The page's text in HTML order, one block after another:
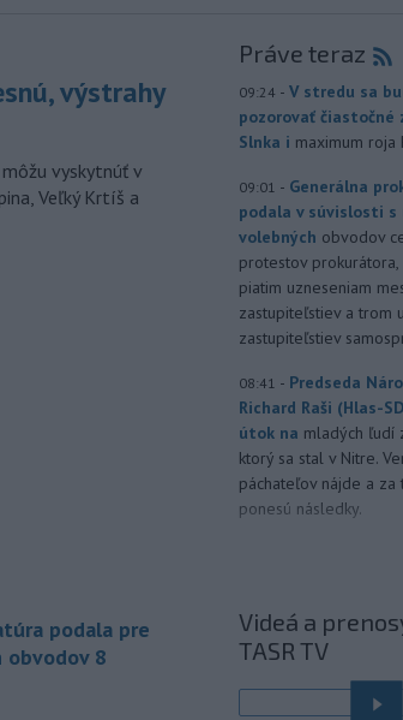
výstrahy
vyskytnúť v
Veľký Krtíš a
podala pre
obvodov 8
Práve teraz
09:24 - V stredu sa
pozorovať čiastočné
Slnka i maximum roja
09:01 - Generálna
podala v súvislosti s
volebných obvodov
protestov
piatim uzneseniam
zastupiteľstiev a trom
zastupiteľstiev
08:41 - Predseda
Richard Raši (Hlas-
útok na mladých ľudí
ktorý sa stal v Nitre.
páchateľov nájde a za
ponesú následky.
piatok klesnú.
Informuje o tom
hydrometeorologický
svojom webe. V
pred silným vetrom.
Videá a
TASR TV